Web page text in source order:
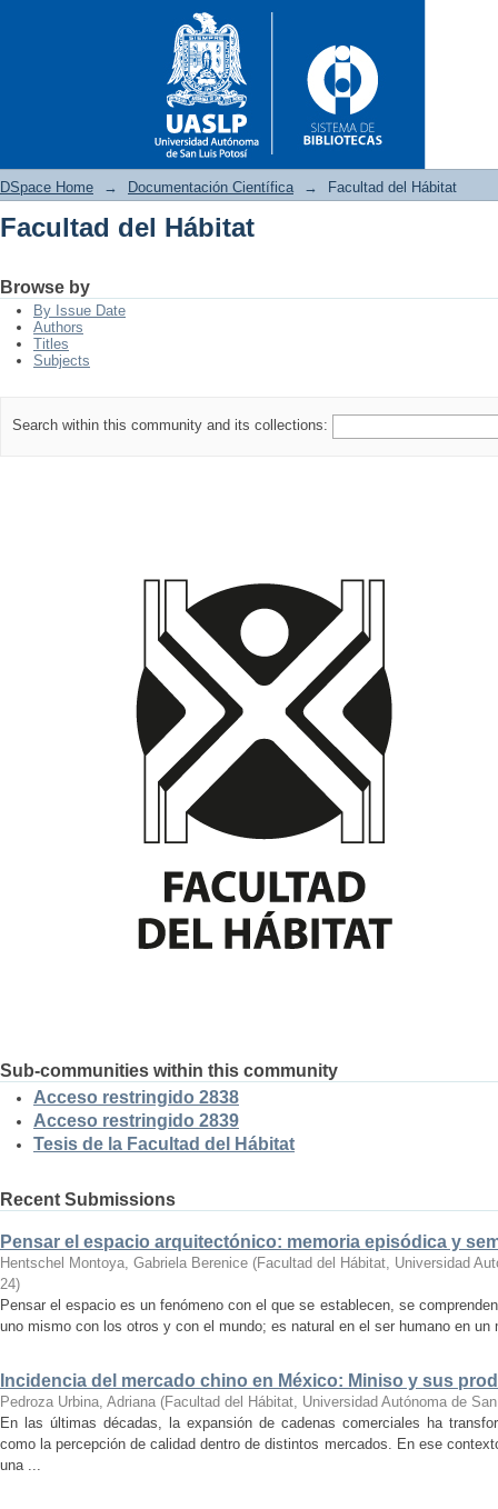
DSpace Home → Documentación Científica → Facultad del Hábitat
Facultad del Hábitat
Browse by
By Issue Date
Authors
Titles
Subjects
Search within this community and its collections:
Sub-communities within this community
Acceso restringido 2838
Acceso restringido 2839
Tesis de la Facultad del Hábitat
Recent Submissions
Pensar el espacio arquitectónico: memoria episódica y
Hentschel Montoya, Gabriela Berenice (Facultad del Hábitat, Universidad
24)
Pensar el espacio es un fenómeno con el que se establecen, se
uno mismo con los otros y con el mundo; es natural en el ser humano en
Incidencia del mercado chino en México: Miniso y sus
Pedroza Urbina, Adriana (Facultad del Hábitat, Universidad Autónoma de
En las últimas décadas, la expansión de cadenas comerciales ha
como la percepción de calidad dentro de distintos mercados. En ese
una ...